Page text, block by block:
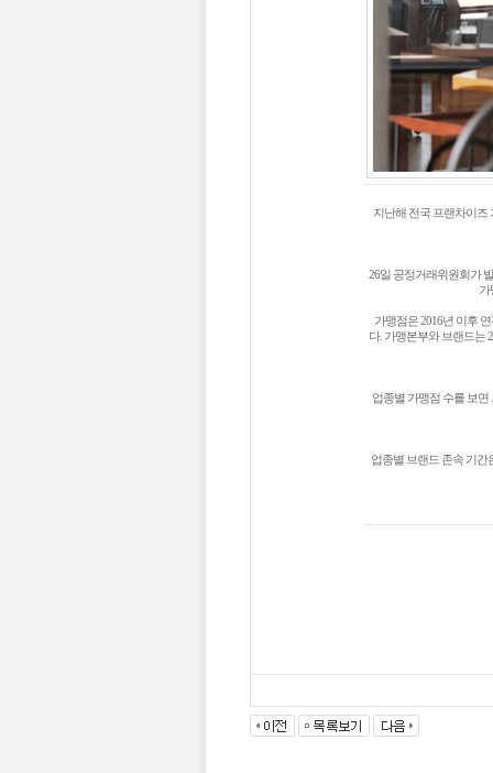
지난해 전국 프랜차이즈
26일 공정거래위원회가
가
가맹점은 2016년 이후
다. 가맹본부와 브랜드는
업종별 가맹점 수를 보면
업종별 브랜드 존속 기간